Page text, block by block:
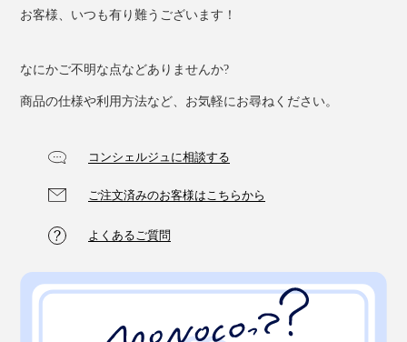
お客様、いつも有り難うございます！
なにかご不明な点などありませんか?
商品の仕様や利用方法など、お気軽にお尋ねください。
コンシェルジュに相談する
ご注文済みのお客様はこちらから
よくあるご質問